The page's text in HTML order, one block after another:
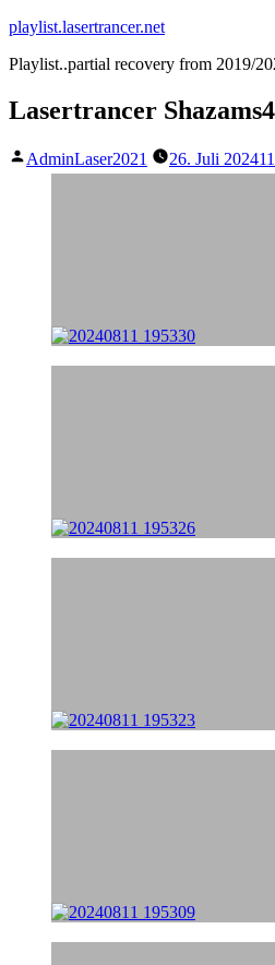
Zum
springen
playlist.lasertrancer.net
Playlist..partial recovery from 2019/
Lasertrancer Shazams4
Veröffentlicht
AdminLaser2021 26. Juli 2024